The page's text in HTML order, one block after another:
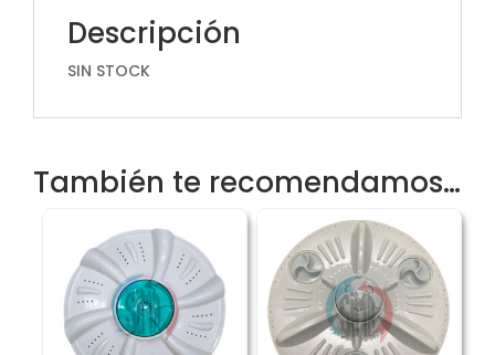
Descripción
SIN STOCK
También te recomendamos…